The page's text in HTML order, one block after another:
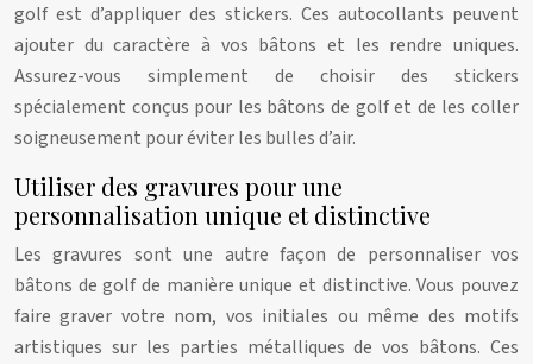
golf est d’appliquer des stickers. Ces autocollants peuvent
ajouter du caractère à vos bâtons et les rendre uniques.
Assurez-vous simplement de choisir des stickers
spécialement conçus pour les bâtons de golf et de les coller
soigneusement pour éviter les bulles d’air.
Utiliser des gravures pour une
personnalisation unique et distinctive
Les gravures sont une autre façon de personnaliser vos
bâtons de golf de manière unique et distinctive. Vous pouvez
faire graver votre nom, vos initiales ou même des motifs
artistiques sur les parties métalliques de vos bâtons. Ces